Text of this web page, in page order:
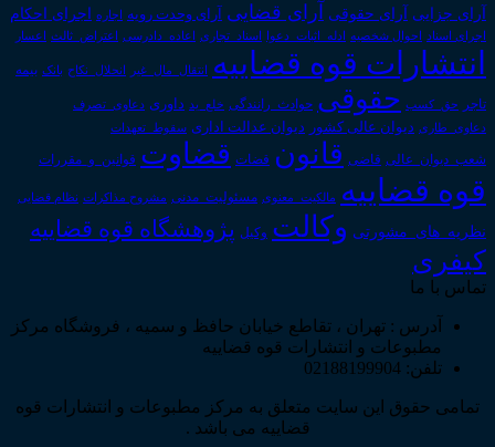
آرای جزایی آرای حقوقی آرای قضایی آرای وحدت رویه اجاره اجرای احکام
اجرای اسناد احوال شخصیه ادله_اثبات_دعوا اسناد_تجاری اعاده_دادرسی اعتراض_ثالث اعسار
انتشارات قوه قضاییه انتقال_مال_غیر انحلال_نکاح بانک بیمه
تاجر حق_کسب حقوقی حوادث_رانندگی خلع_ید داوری دعاوی_تصرف
دعاوی_طاری دیوان عالی کشور دیوان عدالت اداری سقوط_تعهدات
شعب_دیوان_عالی قاضی قانون قضات قضاوت قوانین_و_مقررات
قوه قضاییه مالکیت_معنوی مسئولیت_مدنی مشروح مذاکرات نظام قضایی
نظریه_های_مشورتی وکالت وکیل پژوهشگاه قوه قضاییه
کیفری
تماس با ما
آدرس : تهران ، تقاطع خیابان حافظ و سمیه ، فروشگاه مرکز
مطبوعات و انتشارات قوه قضاییه
تلفن: 02188199904
تمامی حقوق این سایت متعلق به مرکز مطبوعات و انتشارات قوه
قضاییه می باشد .